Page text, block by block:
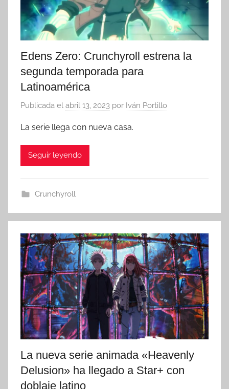
Edens Zero: Crunchyroll estrena la
segunda temporada para
Latinoamérica
Publicada el abril 13, 2023 por Iván Portillo
La serie llega con nueva casa.
Seguir leyendo
Crunchyroll
La nueva serie animada «Heavenly
Delusion» ha llegado a Star+ con
doblaje latino